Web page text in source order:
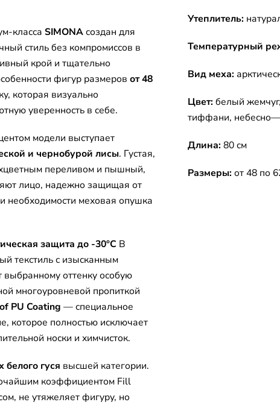
класса SIMONAсоздан для
стиль без компромиссов в
крой и тщательно
фигур размеров от 48
которая визуально
уверенность в себе.
модели выступает
и чернобурой лисы. Густая,
переливом и пышный,
лицо, надежно защищая от
меховая опушка
защита до -30°C В
текстиль с изысканным
оттенку особую
многоуровневой пропиткой
PU Coating — специальное
которое полностью исключает
носки и химчисток.
гуся высшей категории.
коэффициентом Fill
не утяжеляет фигуру, но
Утеплитель:
Температурный
Вид меха:
Цвет: белый
тиффани,
Длина: 80 см
Размеры: от 48 по